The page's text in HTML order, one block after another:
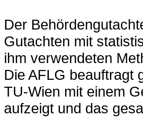
Der
Gutachten mit
ihm verwendeten
Die AFLG beauftragt
TU-Wien mit einem
aufzeigt und das